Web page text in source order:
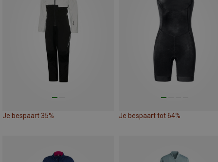
Je bespaart 35% Je bespaart tot 64%